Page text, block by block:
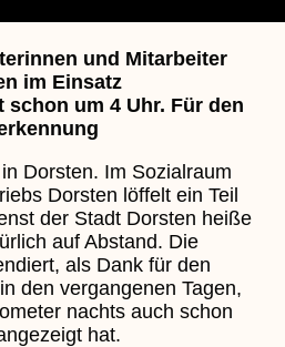
und Mitarbeiter
im Einsatz
um 4 Uhr. Für den
Dorsten. Im Sozialraum
Dorsten löffelt ein Teil
der Stadt Dorsten heiße
auf Abstand. Die
als Dank für den
den vergangenen Tagen,
nachts auch schon
hat.